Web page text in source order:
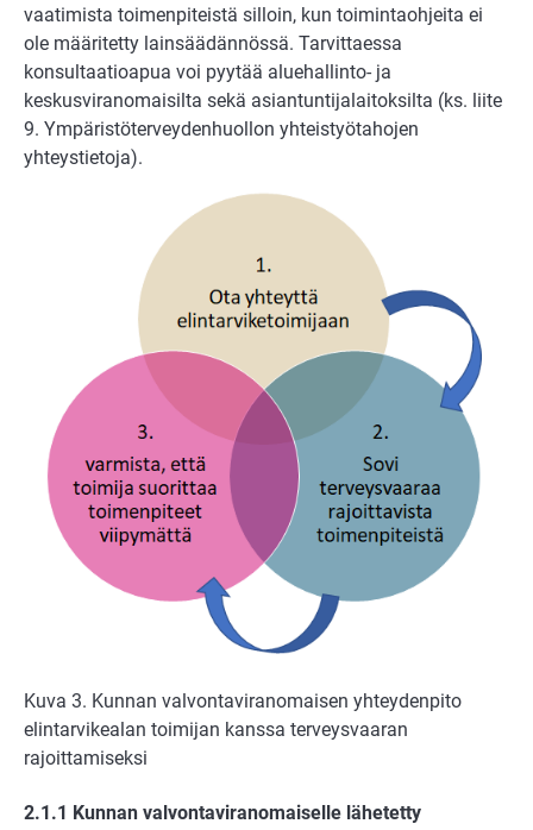
vaatimista toimenpiteistä silloin, kun toimintaohjeita ei
ole määritetty lainsäädännössä. Tarvittaessa
konsultaatioapua voi pyytää aluehallinto- ja
keskusviranomaisilta sekä asiantuntijalaitoksilta (ks. liite
9. Ympäristöterveydenhuollon yhteistyötahojen
yhteystietoja).
Kuva 3. Kunnan valvontaviranomaisen yhteydenpito
elintarvikealan toimijan kanssa terveysvaaran
rajoittamiseksi
2.1.1 Kunnan valvontaviranomaiselle lähetetty